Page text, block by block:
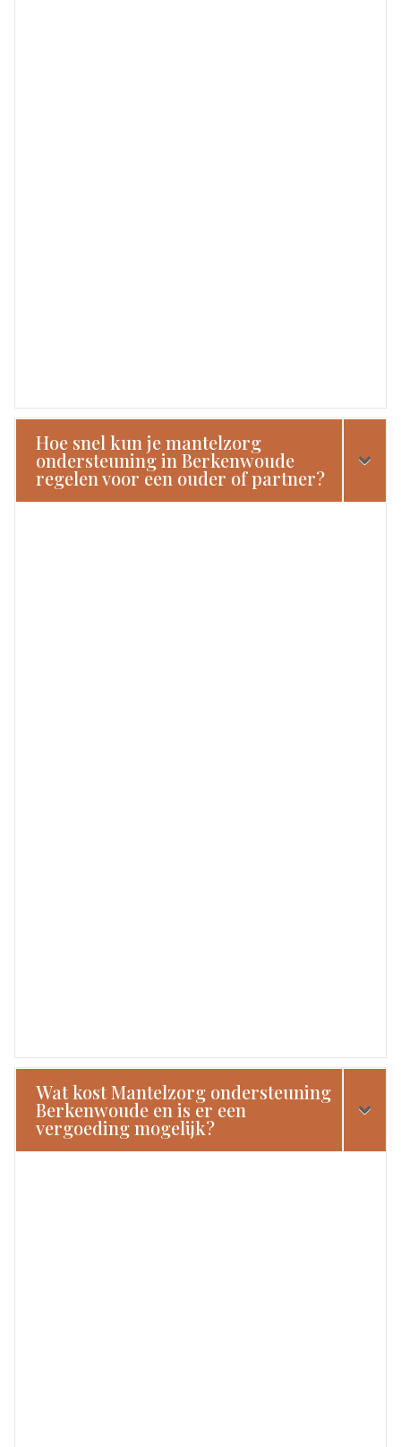
Hoe snel kun je mantelzorg
ondersteuning in Berkenwoude
regelen voor een ouder of partner?
Wat kost Mantelzorg ondersteuning
Berkenwoude en is er een
vergoeding mogelijk?